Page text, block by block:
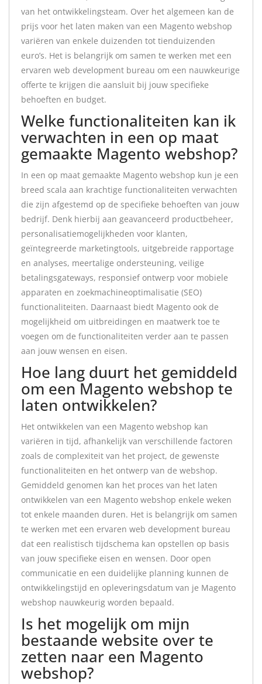
van het ontwikkelingsteam. Over het algemeen kan de
prijs voor het laten maken van een Magento webshop
variëren van enkele duizenden tot tienduizenden
euro’s. Het is belangrijk om samen te werken met een
ervaren web development bureau om een nauwkeurige
offerte te krijgen die aansluit bij jouw specifieke
behoeften en budget.
Welke functionaliteiten kan ik
verwachten in een op maat
gemaakte Magento webshop?
In een op maat gemaakte Magento webshop kun je een
breed scala aan krachtige functionaliteiten verwachten
die zijn afgestemd op de specifieke behoeften van jouw
bedrijf. Denk hierbij aan geavanceerd productbeheer,
personalisatiemogelijkheden voor klanten,
geïntegreerde marketingtools, uitgebreide rapportage
en analyses, meertalige ondersteuning, veilige
betalingsgateways, responsief ontwerp voor mobiele
apparaten en zoekmachineoptimalisatie (SEO)
functionaliteiten. Daarnaast biedt Magento ook de
mogelijkheid om uitbreidingen en maatwerk toe te
voegen om de functionaliteiten verder aan te passen
aan jouw wensen en eisen.
Hoe lang duurt het gemiddeld
om een Magento webshop te
laten ontwikkelen?
Het ontwikkelen van een Magento webshop kan
variëren in tijd, afhankelijk van verschillende factoren
zoals de complexiteit van het project, de gewenste
functionaliteiten en het ontwerp van de webshop.
Gemiddeld genomen kan het proces van het laten
ontwikkelen van een Magento webshop enkele weken
tot enkele maanden duren. Het is belangrijk om samen
te werken met een ervaren web development bureau
dat een realistisch tijdschema kan opstellen op basis
van jouw specifieke eisen en wensen. Door open
communicatie en een duidelijke planning kunnen de
ontwikkelingstijd en opleveringsdatum van je Magento
webshop nauwkeurig worden bepaald.
Is het mogelijk om mijn
bestaande website over te
zetten naar een Magento
webshop?